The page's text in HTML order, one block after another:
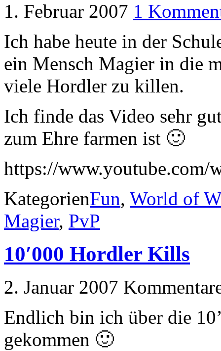
1. Februar 2007 1
Ich habe heute in der
ein Mensch Magier in die
viele Hordler zu killen.
Ich finde das Video sehr
zum Ehre farmen ist 🙂
https://www.youtube.com/
KategorienFun, World of
Magier, PvP
10′000 Hordler Kills
2. Januar 2007
Endlich bin ich über die
gekommen 🙂